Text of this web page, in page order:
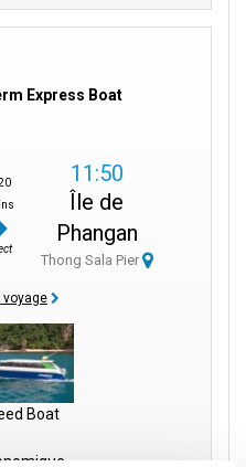
Express Boat
11:50
Île de
Phangan
Thong Sala Pier
voyage
Boat